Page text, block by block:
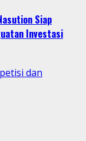
Siap
Investasi
dan